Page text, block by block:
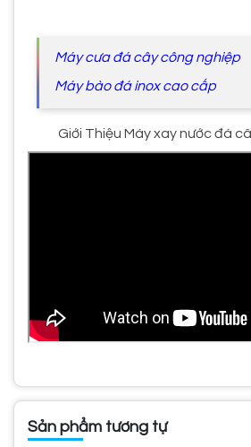
Máy cưa đá cây công nghiệp
Máy bào đá inox cao cấp
Giới Thiệu Máy xay nước đá
Sản phẩm tương tự